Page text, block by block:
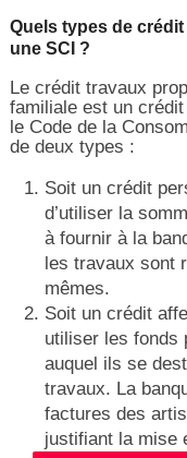
Quels types de
une SCI ?
Le crédit travaux
familiale est un
le Code de la
de deux types :
Soit un crédit
d’utiliser la
à fournir à la
les travaux sont
mêmes.
Soit un crédit
utiliser les fonds
auquel ils se
travaux. La
factures des
justifiant la mise